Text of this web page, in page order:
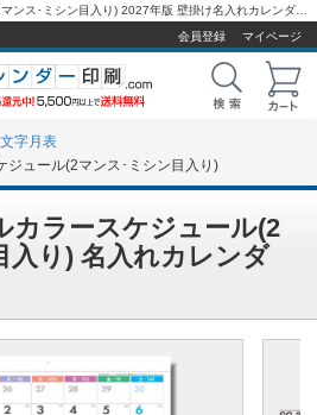
会員登録
マイページ
文字月表
ジュール(2マンス･ミシン目入り)
カラースケジュール(2
入り) 名入れカレンダ